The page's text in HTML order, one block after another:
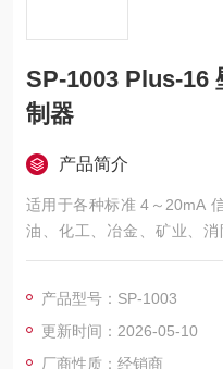
SP-1003 Plus-16
制器
产品简介
适用于各种标准 4～20mA
油、化工、冶金、矿业、消
纸、印染、粮食储备、城
产品型号：SP-1003
更新时间：2026-05-10
厂商性质：经销商